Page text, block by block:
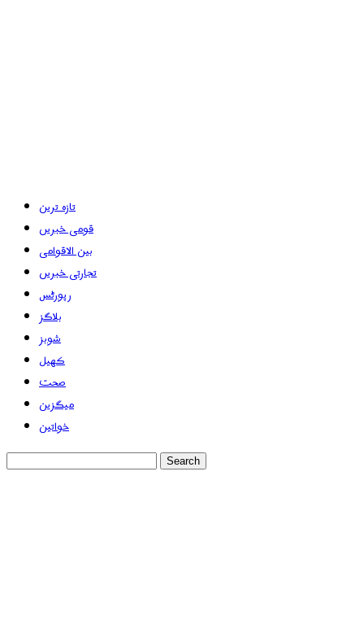
تازہ ترین
قومی خبریں
بین الاقوامی
تجارتی خبریں
رپورٹس
بلاگز
شوبز
کھیل
صحت
میگزین
خواتین